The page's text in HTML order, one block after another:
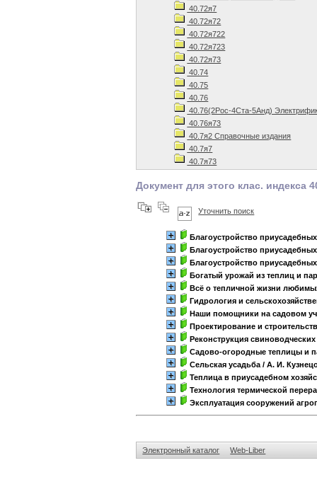
40.72я7
40.72я72
40.72я722
40.72я723
40.72я73
40.74
40.75
40.76
40.76(2Рос-4Ста-5Анд)
40.76я73
40.7я2 Справочные издания
40.7я7
40.7я73
Документ для этого клас. индекса
Уточнить поиск
Благоустройство
Благоустройство
Благоустройство
Богатый урожай из теплиц и
Всё о тепличной жизни
Гидрология и
Наши помощники на садовом
Проектирование и
Реконструкция
Садово-огородные теплицы и
Сельская усадьба / А. И.
Теплица в приусадебном
Технология термической
Эксплуатация сооружений
Электронный каталог Web-Liber